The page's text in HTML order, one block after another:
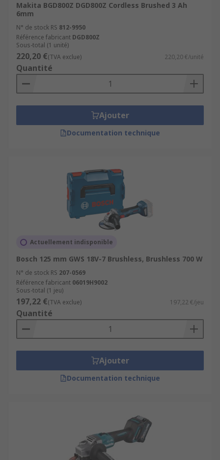
Makita BGD800Z DGD800Z Cordless Brushed 3 Ah
6mm
N° de stock RS 812-9950
Référence fabricant DGD800Z
Sous-total (1 unité)
220,20 €(TVA exclue) 220,20 €/unité
Quantité
Ajouter
Documentation technique
Actuellement indisponible
Bosch 125 mm GWS 18V-7 Brushless, Brushless 700 W
N° de stock RS 207-0569
Référence fabricant 06019H9002
Sous-total (1 jeu)
197,22 €(TVA exclue) 197,22 €/jeu
Quantité
Ajouter
Documentation technique